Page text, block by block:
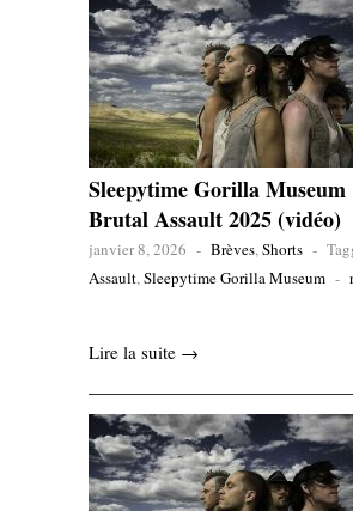
Sleepytime Gorilla Museum
Brutal Assault 2025 (vidéo)
janvier 8, 2026 - Brèves,Shorts -
Assault,Sleepytime Gorilla Museum -
Lire la suite →